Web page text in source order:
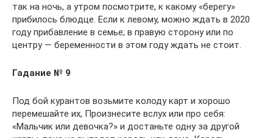
так на ночь, а утром посмотрите, к какому «берегу»
прибилось блюдце. Если к левому, можно ждать в 2020
году прибавление в семье; в правую сторону или по
центру — беременности в этом году ждать не стоит.
Гадание № 9
Под бой курантов возьмите колоду карт и хорошо
перемешайте их, Произнесите вслух или про себя:
«Мальчик или девочка?» и достаньте одну за другой